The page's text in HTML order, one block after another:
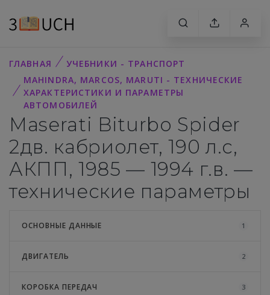
ГЛАВНАЯ
УЧЕБНИКИ - ТРАНСПОРТ
MAHINDRA, MARCOS, MARUTI - ТЕХНИЧЕСКИЕ
ХАРАКТЕРИСТИКИ И ПАРАМЕТРЫ
АВТОМОБИЛЕЙ
Maserati Biturbo Spider
2дв. кабриолет, 190 л.с,
АКПП, 1985 — 1994 г.в. —
технические параметры
ОСНОВНЫЕ ДАННЫЕ 1
ДВИГАТЕЛЬ 2
КОРОБКА ПЕРЕДАЧ 3